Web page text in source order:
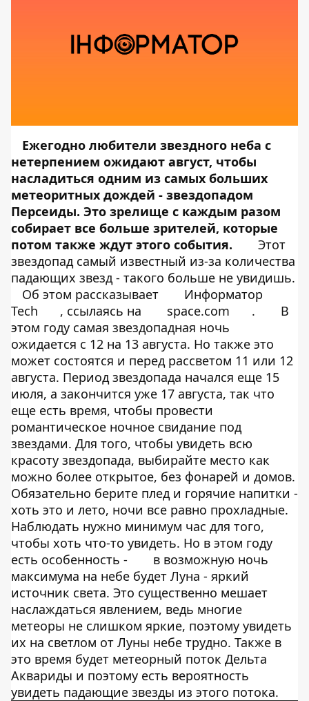
Ежегодно любители звездного неба с
нетерпением ожидают август, чтобы
насладиться одним из самых больших
метеоритных дождей - звездопадом
Персеиды. Это зрелище с каждым разом
собирает все больше зрителей, которые
потом также ждут этого события.
Этот
звездопад самый известный из-за количества
падающих звезд - такого больше не увидишь.
Об этом рассказывает
Информатор
Tech
, ссылаясь на space.com .
В
этом году самая звездопадная ночь
ожидается с 12 на 13 августа. Но также это
может состоятся и перед рассветом 11 или 12
августа. Период звездопада начался еще 15
июля, а закончится уже 17 августа, так что
еще есть время, чтобы провести
романтическое ночное свидание под
звездами. Для того, чтобы увидеть всю
красоту звездопада, выбирайте место как
можно более открытое, без фонарей и домов.
Обязательно берите плед и горячие напитки -
хоть это и лето, ночи все равно прохладные.
Наблюдать нужно минимум час для того,
чтобы хоть что-то увидеть. Но в этом году
есть особенность -
в возможную ночь
максимума на небе будет Луна - яркий
источник света. Это существенно мешает
наслаждаться явлением, ведь многие
метеоры не слишком яркие, поэтому увидеть
их на светлом от Луны небе трудно. Также в
это время будет метеорный поток Дельта
Аквариды и поэтому есть вероятность
увидеть падающие звезды из этого потока.